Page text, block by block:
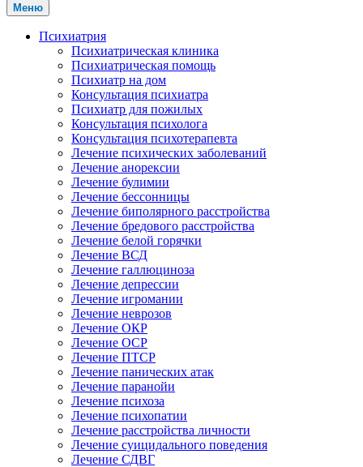
Меню
Психиатрия
Психиатрическая клиника
Психиатрическая помощь
Психиатр на дом
Консультация психиатра
Психиатр для пожилых
Консультация психолога
Консультация психотерапевта
Лечение психических заболеваний
Лечение анорексии
Лечение булимии
Лечение бессонницы
Лечение биполярного расстройства
Лечение бредового расстройства
Лечение белой горячки
Лечение ВСД
Лечение галлюциноза
Лечение депрессии
Лечение игромании
Лечение неврозов
Лечение ОКР
Лечение ОСР
Лечение ПТСР
Лечение панических атак
Лечение паранойи
Лечение психоза
Лечение психопатии
Лечение расстройства личности
Лечение суицидального поведения
Лечение СДВГ